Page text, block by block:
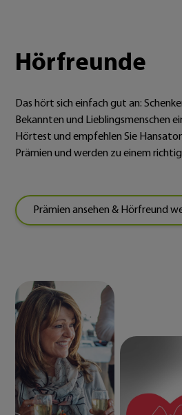
Hörfreunde
Das hört sich einfach gut an:
Bekannten und Lieblingsmenschen
Hörtest und empfehlen Sie
Prämien und werden zu einem
Prämien ansehen & Hörfreund